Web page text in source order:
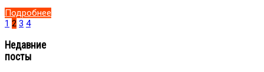
Подробнее
1 2 3 4
Недавние
посты